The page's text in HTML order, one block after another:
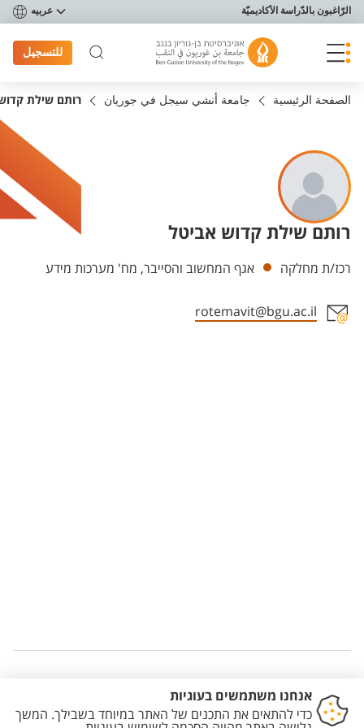
תפריט נגישות
الرّاغبون بالدّراسة الأكاديميّة عربيه
للتسجيل
الصفحة الرئيسية جامعة أنشي سيجل في جوريان רותם שילת
רותם שילת קדוש אביטל
Departments
רכז/ת מחלקה אגף המחשוב והסייבר, מח' מערכות מידע
rotemavit@bgu.ac.il